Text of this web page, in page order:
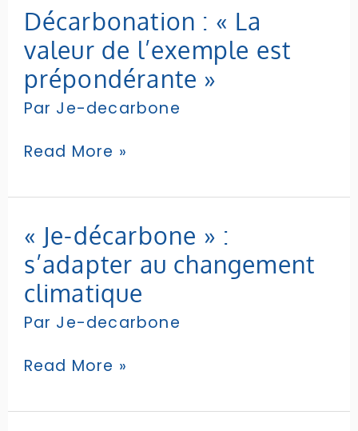
Dieu
Décarbonation : « La
valeur de l’exemple est
prépondérante »
Par Je-decarbone
Décarbonation :
« La
valeur
de
l’exemple
est
Read More »
« Je-décarbone » :
s’adapter au changement
climatique
Par Je-decarbone
« Je-
décarbone »
:
s’adapter
au
changement
Read More »